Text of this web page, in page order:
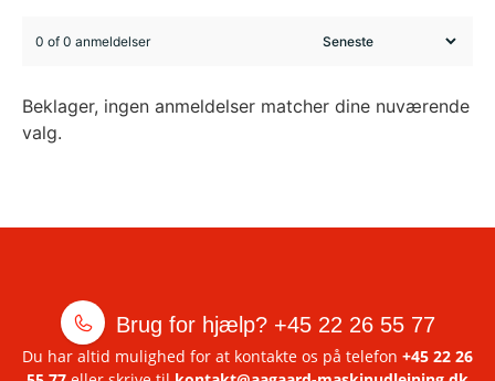
0 of 0 anmeldelser
Beklager, ingen anmeldelser matcher dine nuværende
valg.
Brug for hjælp? +45 22 26 55 77
Du har altid mulighed for at kontakte os på telefon +45 22 26